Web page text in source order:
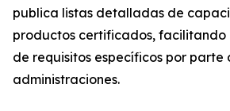
publica listas detalladas de
productos certificados, facilitando
de requisitos específicos por parte
administraciones.